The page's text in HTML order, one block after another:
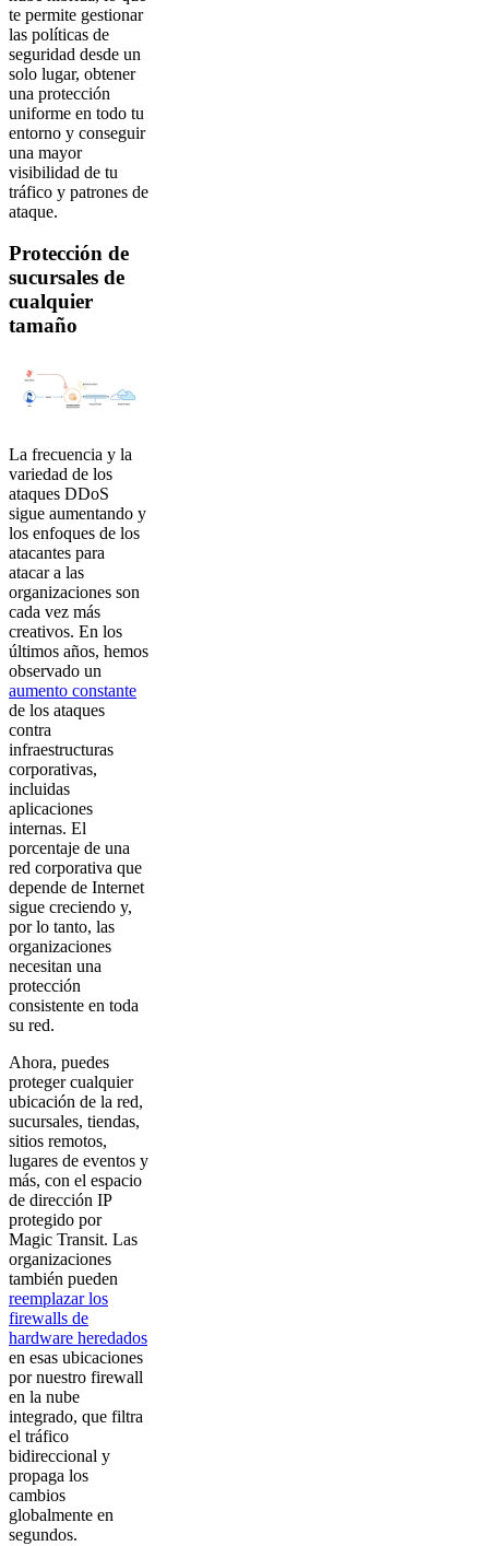
te permite gestionar
las políticas de
seguridad desde un
solo lugar, obtener
una protección
uniforme en todo tu
entorno y conseguir
una mayor
visibilidad de tu
tráfico y patrones de
ataque.
Protección de
sucursales de
cualquier
tamaño
La frecuencia y la
variedad de los
ataques DDoS
sigue aumentando y
los enfoques de los
atacantes para
atacar a las
organizaciones son
cada vez más
creativos. En los
últimos años, hemos
observado un
aumento constante
de los ataques
contra
infraestructuras
corporativas,
incluidas
aplicaciones
internas. El
porcentaje de una
red corporativa que
depende de Internet
sigue creciendo y,
por lo tanto, las
organizaciones
necesitan una
protección
consistente en toda
su red.
Ahora, puedes
proteger cualquier
ubicación de la red,
sucursales, tiendas,
sitios remotos,
lugares de eventos y
más, con el espacio
de dirección IP
protegido por
Magic Transit. Las
organizaciones
también pueden
reemplazar los
firewalls de
hardware heredados
en esas ubicaciones
por nuestro firewall
en la nube
integrado, que filtra
el tráfico
bidireccional y
propaga los
cambios
globalmente en
segundos.